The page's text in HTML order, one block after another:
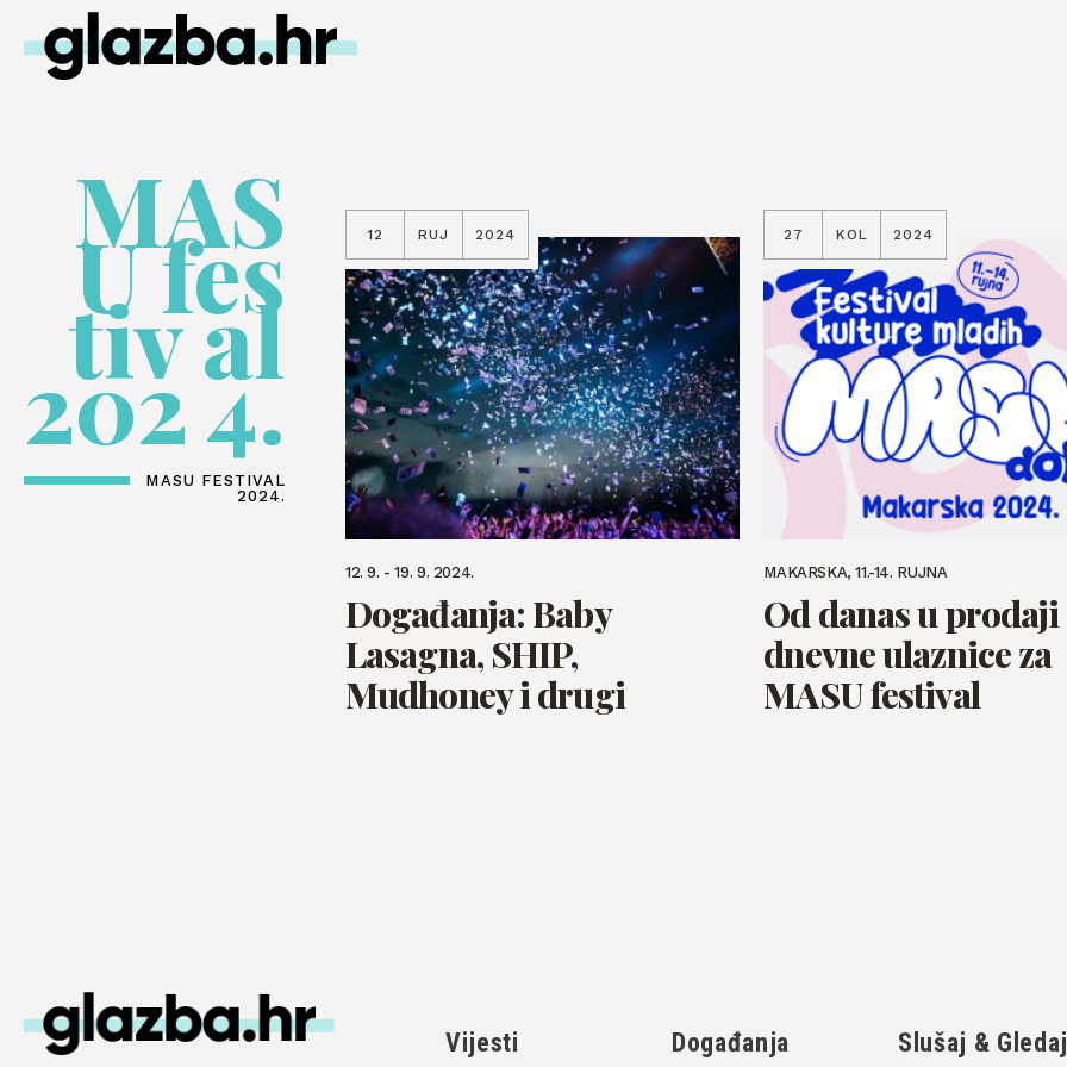
MAS
U fes
tiv al
202 4.
MASU FESTIVAL
2024.
12 RUJ 2024
12. 9. - 19. 9. 2024.
Događanja: Baby
Lasagna, SHIP,
Mudhoney i drugi
27 KOL 2024
MAKARSKA, 11.-14. RUJNA
Od danas u prodaji
dnevne ulaznice za
MASU festival
Vijesti Događanja Slušaj & Gledaj